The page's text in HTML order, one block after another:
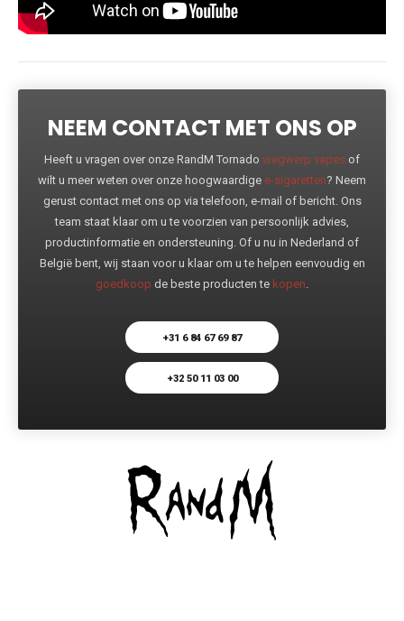
NEEM CONTACT MET ONS OP
Heeft u vragen over onze RandM Tornado wegwerp vapes of
wilt u meer weten over onze hoogwaardige e-sigaretten? Neem
gerust contact met ons op via telefoon, e-mail of bericht. Ons
team staat klaar om u te voorzien van persoonlijk advies,
productinformatie en ondersteuning. Of u nu in Nederland of
België bent, wij staan voor u klaar om u te helpen eenvoudig en
goedkoop de beste producten te kopen.
+31 6 84 67 69 87
+32 50 11 03 00